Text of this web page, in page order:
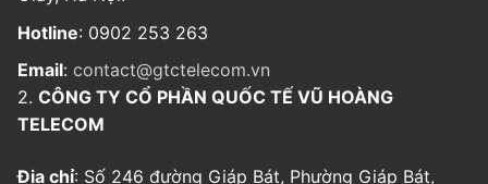
Hotline: 0902 253 263
Email: contact@gtctelecom.vn
2. CÔNG TY CỔ PHẦN QUỐC TẾ VŨ HOÀNG
TELECOM
Địa chỉ: Số 246 đường Giáp Bát, Phường Giáp Bát,